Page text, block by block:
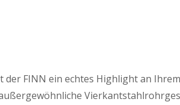
FINN ein echtes Highlight an Ihrem